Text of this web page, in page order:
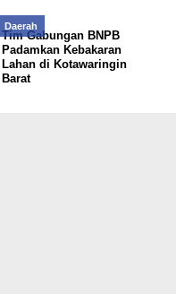
Daerah
Tim Gabungan BNPB
Padamkan Kebakaran
Lahan di Kotawaringin
Barat